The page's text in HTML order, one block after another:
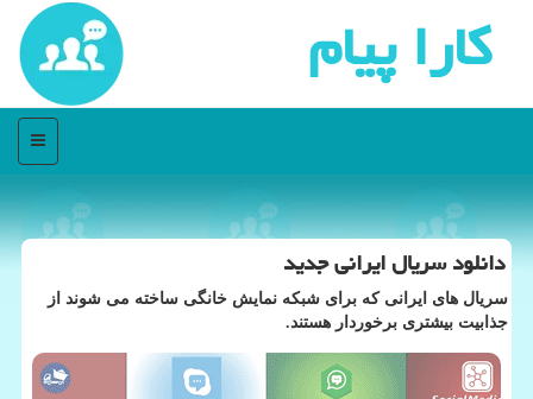
كارا پیام
منو
دانلود سریال ایرانی جدید
سریال های ایرانی كه برای شبكه نمایش خانگی ساخته می شوند از
جذابیت بیشتری برخوردار هستند.